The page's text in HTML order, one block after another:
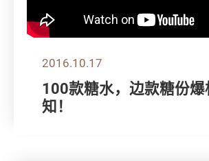
2016.10.17
100款糖水，边款糖份爆
知！